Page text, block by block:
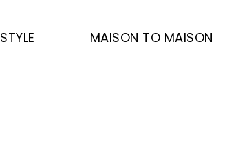
STYLE MAISON TO MAISON